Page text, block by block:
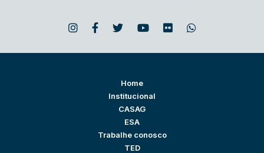
Home
Institucional
CASAG
ESA
Trabalhe conosco
TED